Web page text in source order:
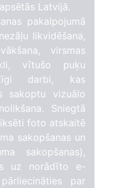
Latvijā.
pakalpojumā
likvidēšana,
virsmas
vītušo puķu
darbi, kas
sakoptu vizuālo
Sniegtā
foto atskaitē
sakopšanas un
sakopšanas),
uz norādīto e-
par